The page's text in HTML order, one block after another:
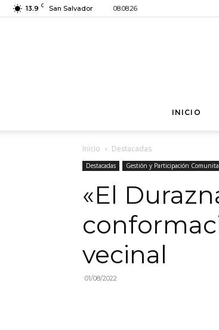
13.9 C San Salvador 08.08.26
INICIO
Inicio Destacadas
Destacadas Gestión y Participación
«El
vecinal
01/08/2022